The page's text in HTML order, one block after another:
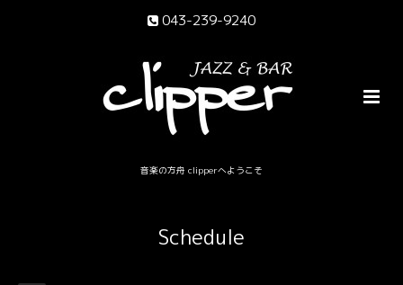
043-239-9240
音楽の方舟 clipperへようこそ
Schedule